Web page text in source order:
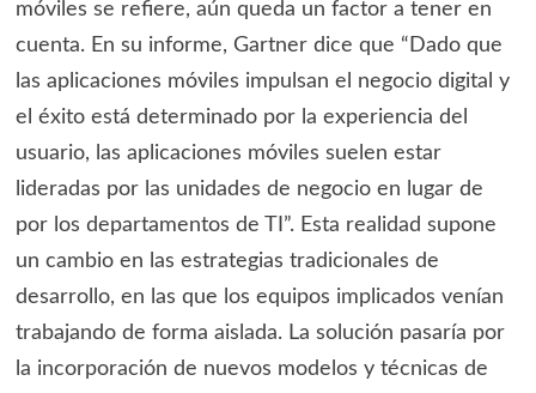
móviles se refiere, aún queda un factor a tener en
cuenta. En su informe, Gartner dice que “Dado que
las aplicaciones móviles impulsan el negocio digital y
el éxito está determinado por la experiencia del
usuario, las aplicaciones móviles suelen estar
lideradas por las unidades de negocio en lugar de
por los departamentos de TI”. Esta realidad supone
un cambio en las estrategias tradicionales de
desarrollo, en las que los equipos implicados venían
trabajando de forma aislada. La solución pasaría por
la incorporación de nuevos modelos y técnicas de